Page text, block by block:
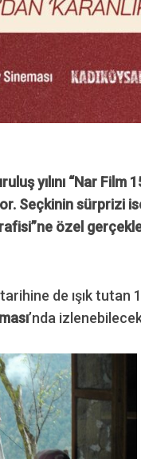
yılını “Nar Film
Seçkinin sürprizi
özel
tarihine de ışık tutan
’nda